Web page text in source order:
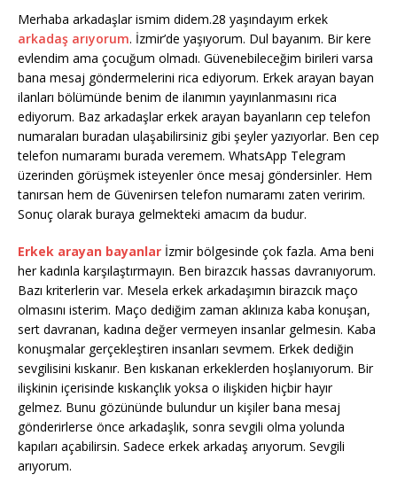
Merhaba arkadaşlar ismim didem.28 yaşındayım erkek
arkadaş arıyorum. İzmir’de yaşıyorum. Dul bayanım. Bir kere
evlendim ama çocuğum olmadı. Güvenebileceğim birileri varsa
bana mesaj göndermelerini rica ediyorum. Erkek arayan bayan
ilanları bölümünde benim de ilanımın yayınlanmasını rica
ediyorum. Baz arkadaşlar erkek arayan bayanların cep telefon
numaraları buradan ulaşabilirsiniz gibi şeyler yazıyorlar. Ben cep
telefon numaramı burada veremem. WhatsApp Telegram
üzerinden görüşmek isteyenler önce mesaj göndersinler. Hem
tanırsan hem de Güvenirsen telefon numaramı zaten veririm.
Sonuç olarak buraya gelmekteki amacım da budur.
Erkek arayan bayanlar İzmir bölgesinde çok fazla. Ama beni
her kadınla karşılaştırmayın. Ben birazcık hassas davranıyorum.
Bazı kriterlerin var. Mesela erkek arkadaşımın birazcık maço
olmasını isterim. Maço dediğim zaman aklınıza kaba konuşan,
sert davranan, kadına değer vermeyen insanlar gelmesin. Kaba
konuşmalar gerçekleştiren insanları sevmem. Erkek dediğin
sevgilisini kıskanır. Ben kıskanan erkeklerden hoşlanıyorum. Bir
ilişkinin içerisinde kıskançlık yoksa o ilişkiden hiçbir hayır
gelmez. Bunu gözününde bulundur un kişiler bana mesaj
gönderirlerse önce arkadaşlık, sonra sevgili olma yolunda
kapıları açabilirsin. Sadece erkek arkadaş arıyorum. Sevgili
arıyorum.